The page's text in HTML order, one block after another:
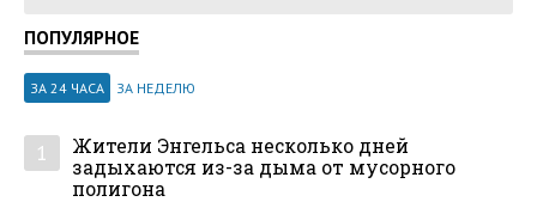
ПОПУЛЯРНОЕ
ЗА 24 ЧАСА ЗА НЕДЕЛЮ
1
Жители Энгельса несколько дней
задыхаются из-за дыма от мусорного
полигона